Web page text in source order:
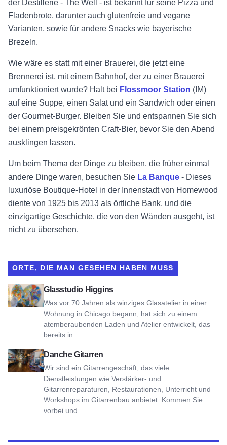
der Destillerie - The Well - ist bekannt für seine Pizza und
Fladenbrote, darunter auch glutenfreie und vegane
Varianten, sowie für andere Snacks wie bayerische
Brezeln.
Wie wäre es statt mit einer Brauerei, die jetzt eine
Brennerei ist, mit einem Bahnhof, der zu einer Brauerei
umfunktioniert wurde? Halt bei Flossmoor Station (IM)
auf eine Suppe, einen Salat und ein Sandwich oder einen
der Gourmet-Burger. Bleiben Sie und entspannen Sie sich
bei einem preisgekrönten Craft-Bier, bevor Sie den Abend
ausklingen lassen.
Um beim Thema der Dinge zu bleiben, die früher einmal
andere Dinge waren, besuchen Sie La Banque - Dieses
luxuriöse Boutique-Hotel in der Innenstadt von Homewood
diente von 1925 bis 2013 als örtliche Bank, und die
einzigartige Geschichte, die von den Wänden ausgeht, ist
nicht zu übersehen.
ORTE, DIE MAN GESEHEN HABEN MUSS
Glasstudio Higgins
Was vor 70 Jahren als winziges Glasatelier in einer
Wohnung in Chicago begann, hat sich zu einem
atemberaubenden Laden und Atelier entwickelt, das
bereits in...
Ansicht Higgins Glass Studio
Danche Gitarren
Wir sind ein Gitarrengeschäft, das viele
Dienstleistungen wie Verstärker- und
Gitarrenreparaturen, Restaurationen, Unterricht und
Workshops im Gitarrenbau anbietet. Kommen Sie
vorbei und...
Siehe Danche Gitarren